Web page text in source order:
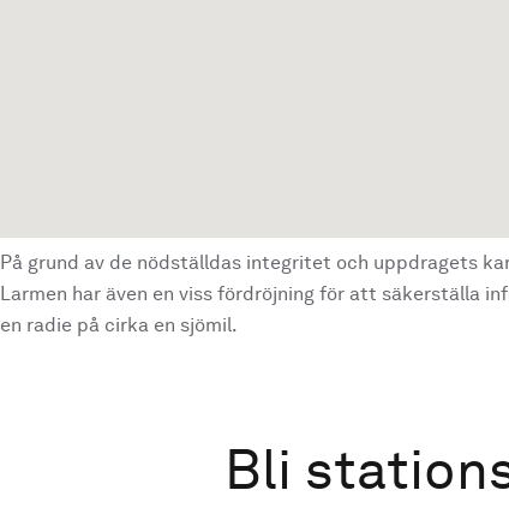
På grund av de nödställdas integritet och uppdragets
Larmen har även en viss fördröjning för att säkerställa
en radie på cirka en sjömil.
Bli